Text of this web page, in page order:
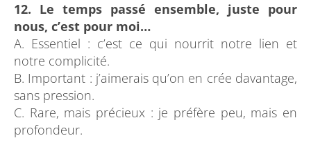
12. Le temps passé ensemble, juste pour
nous, c’est pour moi…
A. Essentiel : c’est ce qui nourrit notre lien et
notre complicité.
B. Important : j’aimerais qu’on en crée davantage,
sans pression.
C. Rare, mais précieux : je préfère peu, mais en
profondeur.